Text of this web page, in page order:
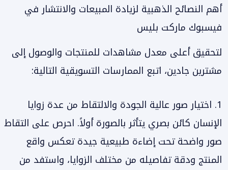
أهم النصائح الذهبية لزيادة المبيعات والانتشار في
فيسبوك ماركت بليس
لتحقيق أعلى معدل مشاهدات للمنتجات والوصول إلى
مشترين جادين، اتبع الممارسات التسويقية التالية:
1. اختيار صور عالية الجودة والالتقاط من عدة زوايا
الإنسان كائن بصري يتأثر بالصورة أولاً. احرص على التقاط
صور واضحة تحت إضاءة طبيعية جيدة تعكس واقع
المنتج ودقة تفاصيله من مختلف الزوايا، واستفد من